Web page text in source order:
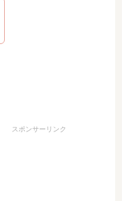
スポンサーリンク